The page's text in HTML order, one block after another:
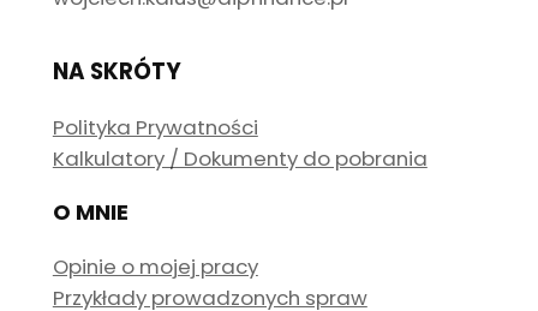
NA SKRÓTY
Polityka Prywatności
Kalkulatory / Dokumenty do pobrania
O MNIE
Opinie o mojej pracy
Przykłady prowadzonych spraw